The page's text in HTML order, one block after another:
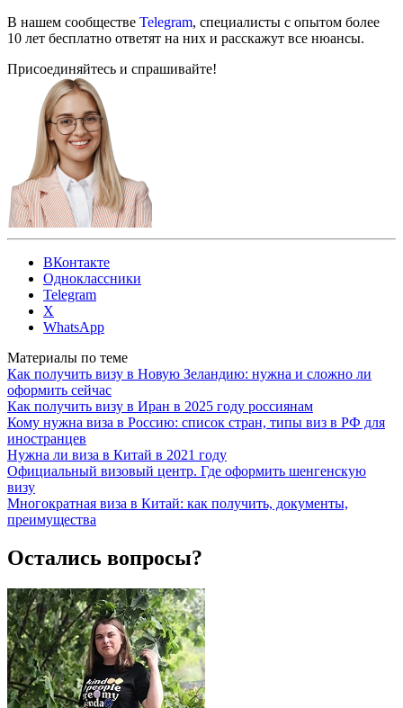
В нашем сообществе Telegram, специалисты с опытом более
10 лет бесплатно ответят на них и расскажут все нюансы.
Присоединяйтесь и спрашивайте!
ВКонтакте
Одноклассники
Telegram
X
WhatsApp
Материалы по теме
Как получить визу в Новую Зеландию: нужна и сложно ли
оформить сейчас
Как получить визу в Иран в 2025 году россиянам
Кому нужна виза в Россию: список стран, типы виз в РФ для
иностранцев
Нужна ли виза в Китай в 2021 году
Официальный визовый центр. Где оформить шенгенскую
визу
Многократная виза в Китай: как получить, документы,
преимущества
Остались вопросы?